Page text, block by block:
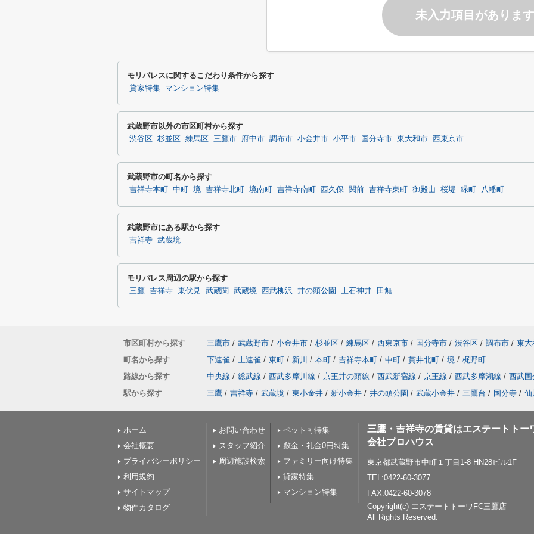
未入力項目があります
モリパレスに関するこだわり条件から探す
貸家特集 マンション特集
武蔵野市以外の市区町村から探す
渋谷区 杉並区 練馬区 三鷹市 府中市 調布市 小金井市 小平市 国分寺市 東大和市 西東京市
武蔵野市の町名から探す
吉祥寺本町 中町 境 吉祥寺北町 境南町 吉祥寺南町 西久保 関前 吉祥寺東町 御殿山 桜堤 緑町 八幡町
武蔵野市にある駅から探す
吉祥寺 武蔵境
モリパレス周辺の駅から探す
三鷹 吉祥寺 東伏見 武蔵関 武蔵境 西武柳沢 井の頭公園 上石神井 田無
市区町村から探す 三鷹市 / 武蔵野市 / 小金井市 / 杉並区 / 練馬区 / 西東京市 / 国分寺市 / 渋谷区 / 調布市 / 東大
町名から探す
下連雀 / 上連雀 / 東町 / 新川 / 本町 / 吉祥寺本町 / 中町 / 貫井北町 / 境 / 梶野町
路線から探す
中央線 / 総武線 / 西武多摩川線 / 京王井の頭線 / 西武新宿線 / 京王線 / 西武多摩湖線 / 西武国
駅から探す
三鷹 / 吉祥寺 / 武蔵境 / 東小金井 / 新小金井 / 井の頭公園 / 武蔵小金井 / 三鷹台 / 国分寺 / 仙
ホーム
会社概要
プライバシーポリシー
利用規約
サイトマップ
物件カタログ
お問い合わせ
スタッフ紹介
周辺施設検索
ペット可特集
敷金・礼金0円特集
ファミリー向け特集
貸家特集
マンション特集
三鷹・吉祥寺の賃貸はエステートトー
会社プロハウス
東京都武蔵野市中町１丁目1-8 HN28ビル1F
TEL:0422-60-3077
FAX:0422-60-3078
Copyright(c) エステートトーワFC三鷹店
All Rights Reserved.